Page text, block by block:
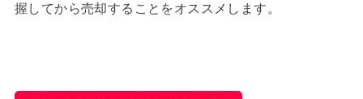
握してから売却することをオススメします。